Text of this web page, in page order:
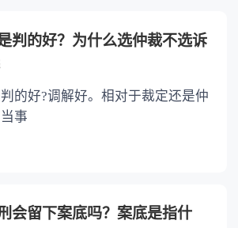
判的好？为什么选仲裁不选诉
的好?调解好。相对于裁定还是仲
事
会留下案底吗？案底是指什